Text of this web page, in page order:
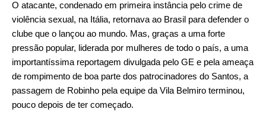
O atacante, condenado em primeira instância pelo crime de
violência sexual, na Itália, retornava ao Brasil para defender o
clube que o lançou ao mundo. Mas, graças a uma forte
pressão popular, liderada por mulheres de todo o país, a uma
importantíssima reportagem divulgada pelo GE e pela ameaça
de rompimento de boa parte dos patrocinadores do Santos, a
passagem de Robinho pela equipe da Vila Belmiro terminou,
pouco depois de ter começado.